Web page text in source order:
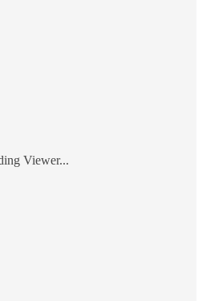
Viewer...